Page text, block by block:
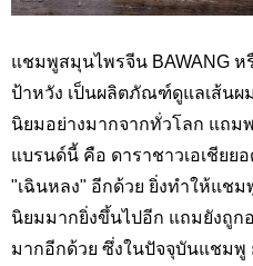
แชมพูสมุนไพรจีน BAWANG ห
ป้าหวัง เป็นผลิตภัณฑ์ดูแลเส้นผ
นิยมอย่างมากจากทั่วโลก แถม
แบรนด์นี้ คือ ดาราชาวเอเชีย
"เฉินหลง" อีกด้วย ยิ่งทำให้แช
นิยมมากยิ่งขึ้นไปอีก แถมยังถูก
มากอีกด้วย ซึ่งในปัจจุบันแชมพู